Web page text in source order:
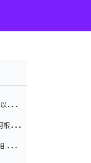
6分
根
中国